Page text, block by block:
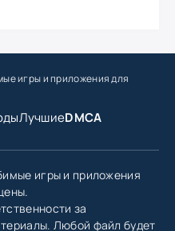
игрыи приложения для
ЛучшиеDMCA
игры и приложения
за
Любой файл будет